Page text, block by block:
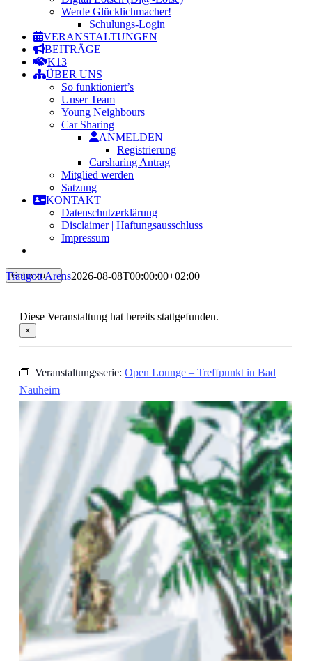
Werde Glücklichmacher!
Schulungs-Login
VERANSTALTUNGEN
BEITRÄGE
K13
ÜBER UNS
So funktioniert’s
Unser Team
Young Neighbours
Car Sharing
ANMELDEN
Registrierung
Carsharing Antrag
Mitglied werden
Satzung
KONTAKT
Datenschutzerklärung
Disclaimer | Haftungsausschluss
Impressum
Gehe zu ...
Traugott Arens2026-08-08T00:00:00+02:00
Diese Veranstaltung hat bereits stattgefunden.
×
Veranstaltungsserie: Open Lounge – Treffpunkt in Bad
Nauheim